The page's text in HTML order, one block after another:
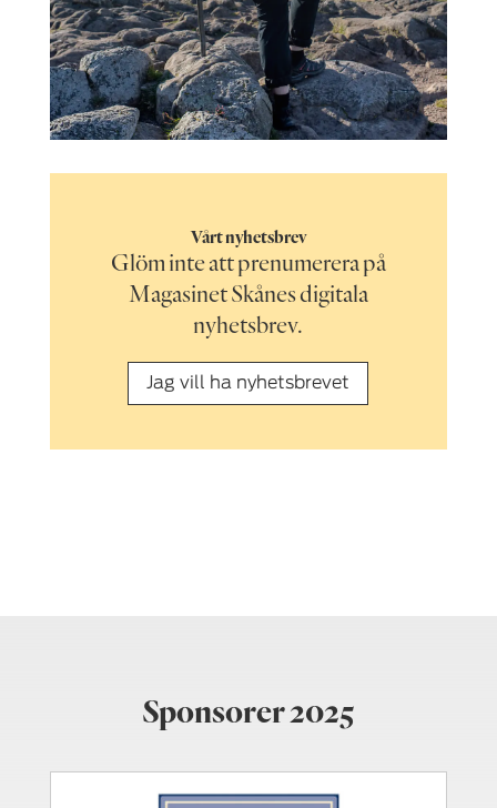
Vårt nyhetsbrev
Glöm inte att prenumerera på
Magasinet Skånes digitala
nyhetsbrev.
Jag vill ha nyhetsbrevet
Sponsorer 2025